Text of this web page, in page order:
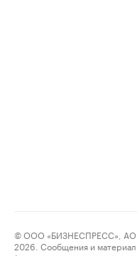
© ООО «БИЗНЕСПРЕСС», АО
2026. Сообщения и